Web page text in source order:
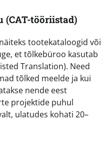
(CAT-tööriistad)
tootekataloogid või
et tõlkebüroo kasutab
Translation). Need
tõlked meelde ja kui
nende eest
projektide puhul
ulatudes kohati 20–